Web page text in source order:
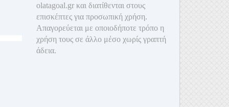
olatagoal.gr και διατίθενται στους
επισκέπτες για προσωπική χρήση.
Απαγορεύεται με οποιοδήποτε τρόπο η
χρήση τους σε άλλο μέσο χωρίς γραπτή
άδεια.